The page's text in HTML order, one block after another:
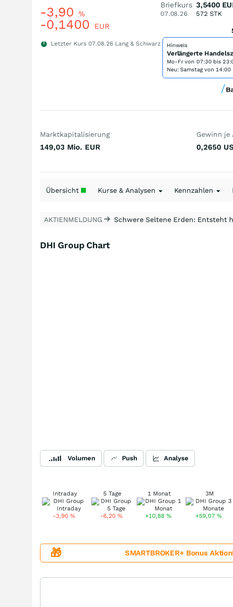
-3,90 %
-0,1400 EUR
Letzter Kurs 07.08.26 Lang & Schwarz
Briefkurs
07.08.26
3,5400
572 STK
Hinweis
Verlängerte
Mo-Fr von 07:30 bis
Neu: Samstag von
Marktkapitalisierung
149,03 Mio. EUR
Gewinn je
0,2650
Übersicht Kurse & Analysen Kennzahlen
AKTIENMELDUNG Schwere Seltene Erden: Entsteht
DHI Group Chart
Volumen Push Analyse
Intraday
-3,90 %
5 Tage
-6,20 %
1 Monat
+10,88%
3M
+59,07 %
🎁 SMARTBROKER+ Bonus